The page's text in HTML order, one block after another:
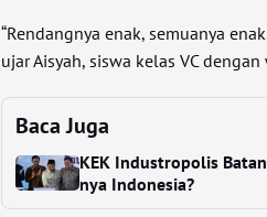
“Rendangnya enak, semuanya
ujar Aisyah, siswa kelas VC
Baca Juga
KEK Industropolis
nya Indonesia?